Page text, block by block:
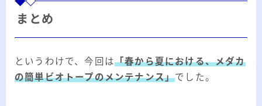
まとめ
というわけで、今回は「春から夏における、メダカ
の簡単ビオトープのメンテナンス」でした。